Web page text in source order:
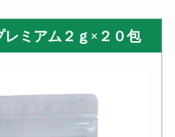
ミアム２ｇ×２０包